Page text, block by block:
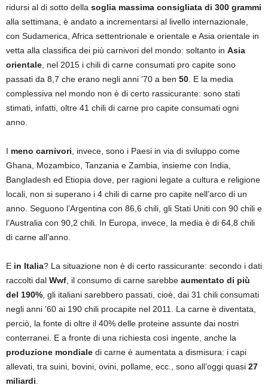
ridursi al di sotto della soglia massima consigliata di 300 grammi
alla settimana, è andato a incrementarsi al livello internazionale,
con Sudamerica, Africa settentrionale e orientale e Asia orientale in
vetta alla classifica dei più carnivori del mondo: soltanto in Asia
orientale, nel 2015 i chili di carne consumati pro capite sono
passati da 8,7 che erano negli anni ’70 a ben 50. E la media
complessiva nel mondo non è di certo rassicurante: sono stati
stimati, infatti, oltre 41 chili di carne pro capite consumati ogni
anno.
I meno carnivori, invece, sono i Paesi in via di sviluppo come
Ghana, Mozambico, Tanzania e Zambia, insieme con India,
Bangladesh ed Etiopia dove, per ragioni legate a cultura e religione
locali, non si superano i 4 chili di carne pro capite nell’arco di un
anno. Seguono l’Argentina con 86,6 chili, gli Stati Uniti con 90 chili e
l’Australia con 90,2 chili. In Europa, invece, la media è di 64,8 chili
di carne all’anno.
E in Italia? La situazione non è di certo rassicurante: secondo i dati
raccolti dal Wwf, il consumo di carne sarebbe aumentato di più
del 190%, gli italiani sarebbero passati, cioè, dai 31 chili consumati
negli anni ’60 ai 190 chili procapite nel 2011. La carne è diventata,
perciò, la fonte di oltre il 40% delle proteine assunte dai nostri
conterranei. E a fronte di una richiesta così ingente, anche la
produzione mondiale di carne è aumentata a dismisura: i capi
allevati, tra suini, bovini, ovini, pollame, ecc., sono all’oggi quasi 27
miliardi.